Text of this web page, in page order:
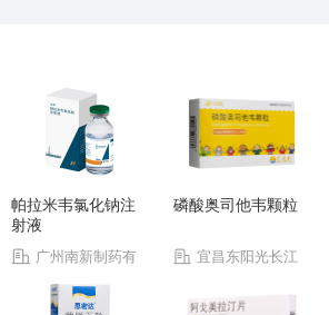
帕拉米韦氯化钠注
射液
广州南新制药有
限公司
磷酸奥司他韦颗粒
宜昌东阳光长江